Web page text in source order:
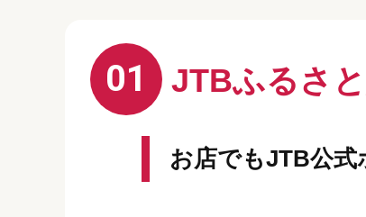
01 JTBふるさ
お店でもJTB公